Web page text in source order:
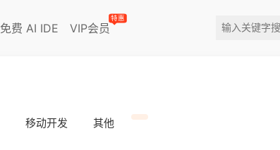
免费 AI IDE VIP会员
特惠
移动开发 其他